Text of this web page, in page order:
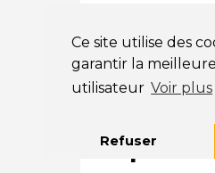
Ce site utilise des
garantir la
utilisateur Voir plus
Refuser